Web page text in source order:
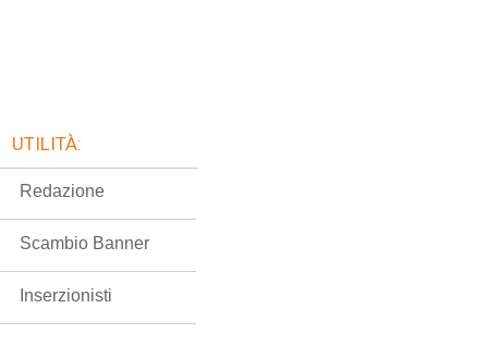
UTILITÀ:
Redazione
Scambio Banner
Inserzionisti